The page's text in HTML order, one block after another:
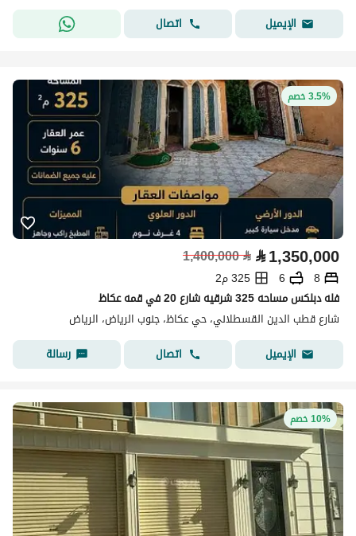
الإيميل
اتصال
3.5% خصم
⃁1,350,000
⃁
1,400,000
8
6
325 م2
فله دبلكس مساحه 325 شرقيه شارع 20 في قمه عكاظ
شارع قطب الدين القسطلاني، حي عكاظ، جنوب الرياض، الرياض
الإيميل
اتصال رسالة
10% خصم